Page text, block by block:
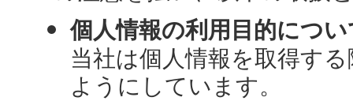
個人情報の利用目的につ
当社は個人情報を取得す
ようにしています。